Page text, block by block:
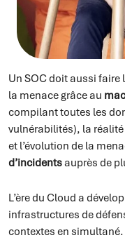
Un SOC doit aussi faire
la menace grâce au
compilant toutes les
vulnérabilités), la
et l’évolution de la
d’incidentsauprès de
L’ère du Cloud a
infrastructures de
contextes en